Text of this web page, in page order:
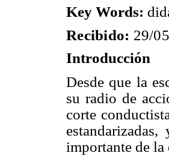
Key Words:
Recibido: 29/
Introducción
Desde que la
su radio de
corte
importante de la